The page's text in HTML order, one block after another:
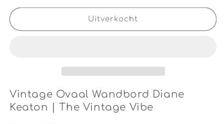
voor
Ovaal
Vintage
Vibe
voor
Vintage
Ovaal
Vintage
Vibe
Uitverkocht
Vintage Ovaal Wandbord Diane
Keaton | The Vintage Vibe